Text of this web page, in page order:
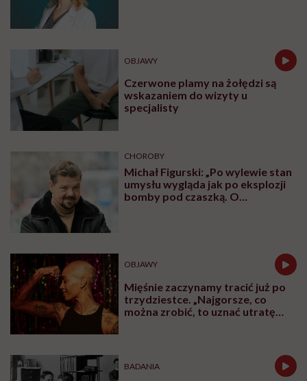
OBJAWY
Czerwone plamy na żołędzi są
wskazaniem do wizyty u
specjalisty
CHOROBY
Michał Figurski: „Po wylewie stan
umysłu wygląda jak po eksplozji
bomby pod czaszką. O
OBJAWY
Mięśnie zaczynamy tracić już po
trzydziestce. „Najgorsze, co
można zrobić, to uznać utratę
BADANIA